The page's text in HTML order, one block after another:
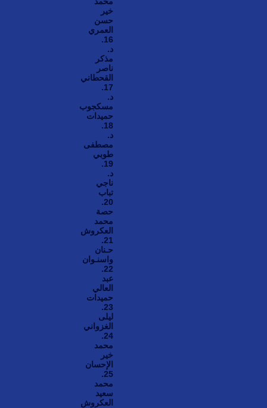
خير
حسن
العمري
16.
د.
مذكر
ناصر
القحطاني
17.
د.
مسكجوب
حميدات
18.
د.
مصطفى
طوبي
19.
د.
ناجي
تباب
20.
حصة
محمد
العكروش
21.
حـنان
واسنـوان
22.
عبد
العالي
حميدات
23.
ليلى
الغزواني
24.
محمد
خير
الإحسان
25.
محمد
سعيد
العكروش